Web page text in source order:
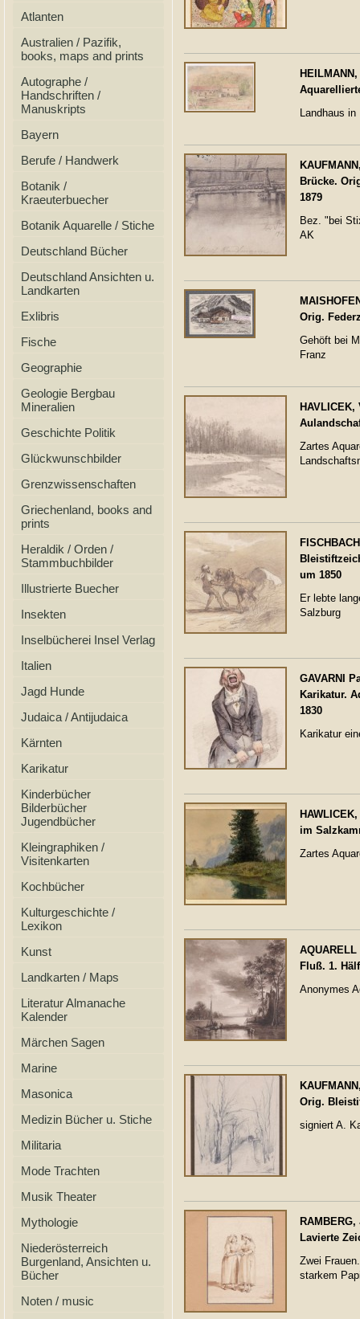
Atlanten
Australien / Pazifik,
books, maps and prints
Autographe /
Handschriften /
Manuskripts
Bayern
Berufe / Handwerk
Botanik /
Kraeuterbuecher
Botanik Aquarelle / Stiche
Deutschland Bücher
Deutschland Ansichten u.
Landkarten
Exlibris
Fische
Geographie
Geologie Bergbau
Mineralien
Geschichte Politik
Glückwunschbilder
Grenzwissenschaften
Griechenland, books and
prints
Heraldik / Orden /
Stammbuchbilder
Illustrierte Buecher
Insekten
Inselbücherei Insel Verlag
Italien
Jagd Hunde
Judaica / Antijudaica
Kärnten
Karikatur
Kinderbücher
Bilderbücher
Jugendbücher
Kleingraphiken /
Visitenkarten
Kochbücher
Kulturgeschichte /
Lexikon
Kunst
Landkarten / Maps
Literatur Almanache
Kalender
Märchen Sagen
Marine
Masonica
Medizin Bücher u. Stiche
Militaria
Mode Trachten
Musik Theater
Mythologie
Niederösterreich
Burgenland, Ansichten u.
Bücher
Noten / music
Landhaus
Brücke.
1879
Bez. "bei
AK
Orig.
Gehöft bei
Franz
HAVLICEK,
Zartes
um 1850
Er lebte
Salzburg
GAVARNI
Karikatur.
1830
Karikatur
im
Zartes
Fluß. 1.
Anonymes
Orig.
signiert A.
Lavierte
Zwei
starkem